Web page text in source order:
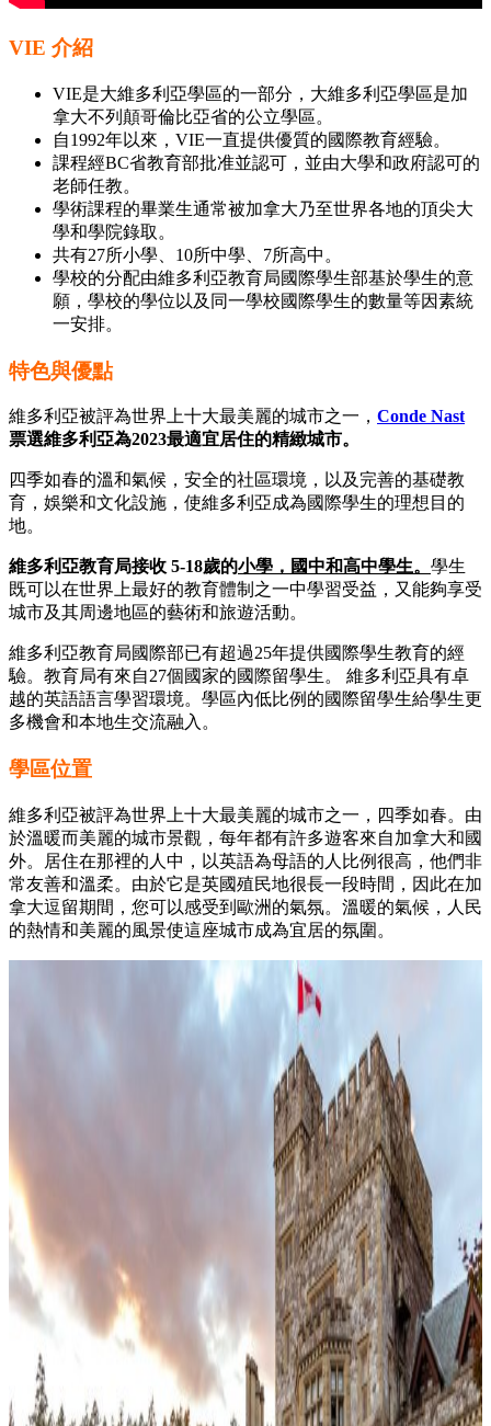
VIE 介紹
VIE是大維多利亞學區的一部分，大維多利亞學區是加
拿大不列顛哥倫比亞省的公立學區。
自1992年以來，VIE一直提供優質的國際教育經驗。
課程經BC省教育部批准並認可，並由大學和政府認可的
老師任教。
學術課程的畢業生通常被加拿大乃至世界各地的頂尖大
學和學院錄取。
共有27所小學、10所中學、7所高中。
學校的分配由維多利亞教育局國際學生部基於學生的意
願，學校的學位以及同一學校國際學生的數量等因素統
一安排。
特色與優點
維多利亞被評為世界上十大最美麗的城市之一， Conde Nast
票選維多利亞為2023最適宜居住的精緻城市。
四季如春的溫和氣候，安全的社區環境，以及完善的基礎教
育，娛樂和文化設施，使維多利亞成為國際學生的理想目的
地。
維多利亞教育局接收 5-18歲的小學，國中和高中學生。 學生
既可以在世界上最好的教育體制之一中學習受益，又能夠享受
城市及其周邊地區的藝術和旅遊活動。
維多利亞教育局國際部已有超過25年提供國際學生教育的經
驗。教育局有來自27個國家的國際留學生。 維多利亞具有卓
越的英語語言學習環境。學區內低比例的國際留學生給學生更
多機會和本地生交流融入。
學區位置
維多利亞被評為世界上十大最美麗的城市之一，四季如春。由
於溫暖而美麗的城市景觀，每年都有許多遊客來自加拿大和國
外。居住在那裡的人中，以英語為母語的人比例很高，他們非
常友善和溫柔。由於它是英國殖民地很長一段時間，因此在加
拿大逗留期間，您可以感受到歐洲的氣氛。溫暖的氣候，人民
的熱情和美麗的風景使這座城市成為宜居的氛圍。